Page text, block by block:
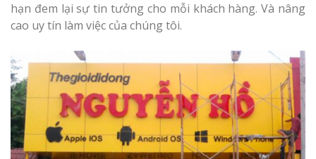
hạn đem lại sự tin tưởng cho mỗi khách hàng. Và nâng
cao uy tín làm việc của chúng tôi.